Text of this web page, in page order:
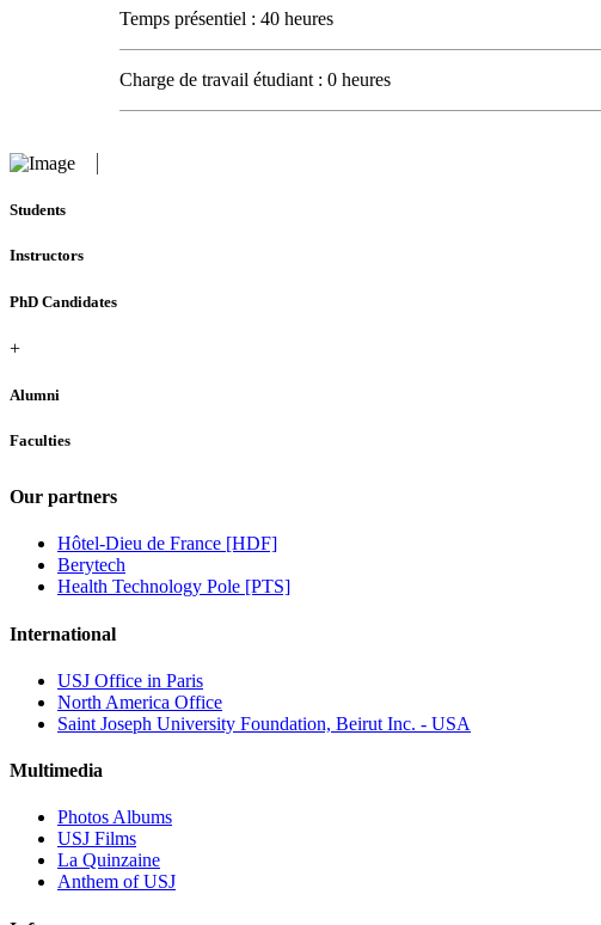
Temps présentiel : 40 heures
Charge de travail étudiant : 0 heures
Students
Instructors
PhD Candidates
+
Alumni
Faculties
Our partners
Hôtel-Dieu de France [HDF]
Berytech
Health Technology Pole [PTS]
International
USJ Office in Paris
North America Office
Saint Joseph University Foundation, Beirut Inc. - USA
Multimedia
Photos Albums
USJ Films
La Quinzaine
Anthem of USJ